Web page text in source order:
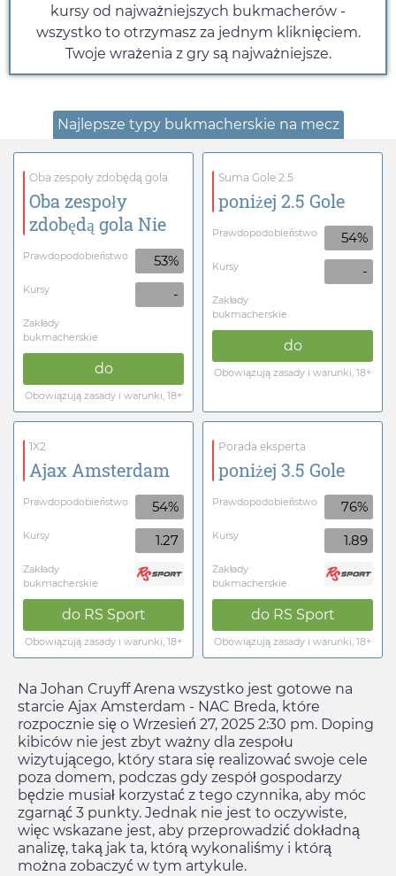
kursy od najważniejszych bukmacherów -
wszystko to otrzymasz za jednym kliknięciem.
Twoje wrażenia z gry są najważniejsze.
Najlepsze typy bukmacherskie na mecz
Oba zespoły zdobędą gola
Oba zespoły
zdobędą gola Nie
Prawdopodobieństwo 53%
Kursy -
Zakłady
bukmacherskie
do
Obowiązują zasady i warunki, 18+
Suma Gole 2.5
poniżej 2.5 Gole
Prawdopodobieństwo 54%
Kursy -
Zakłady
bukmacherskie
do
Obowiązują zasady i warunki, 18+
1X2
Ajax Amsterdam
Prawdopodobieństwo 54%
Kursy 1.27
Zakłady
bukmacherskie
do RS Sport
Obowiązują zasady i warunki, 18+
Porada eksperta
poniżej 3.5 Gole
Prawdopodobieństwo 76%
Kursy 1.89
Zakłady
bukmacherskie
do RS Sport
Obowiązują zasady i warunki, 18+
Na Johan Cruyff Arena wszystko jest gotowe na
starcie Ajax Amsterdam - NAC Breda, które
rozpocznie się o Wrzesień 27, 2025 2:30 pm. Doping
kibiców nie jest zbyt ważny dla zespołu
wizytującego, który stara się realizować swoje cele
poza domem, podczas gdy zespół gospodarzy
będzie musiał korzystać z tego czynnika, aby móc
zgarnąć 3 punkty. Jednak nie jest to oczywiste,
więc wskazane jest, aby przeprowadzić dokładną
analizę, taką jak ta, którą wykonaliśmy i którą
można zobaczyć w tym artykule.